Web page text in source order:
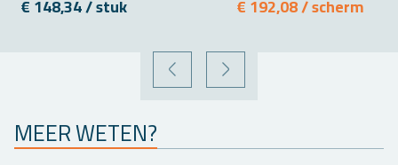
€ 148,34 / stuk € 192,08 / scherm
VORIGE VOLGENDE
MEER WETEN?